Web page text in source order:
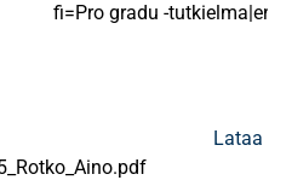
fi=Pro gradu -
Lataa